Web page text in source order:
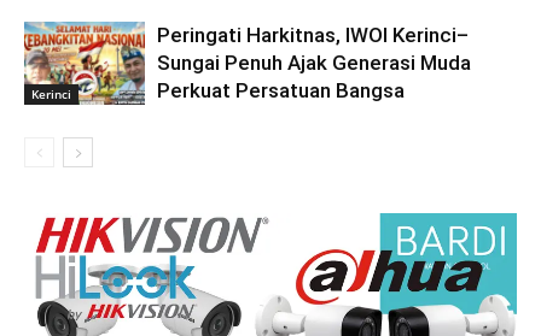
Kerinci
Peringati Harkitnas, IWOI Kerinci–
Sungai Penuh Ajak Generasi Muda
Perkuat Persatuan Bangsa